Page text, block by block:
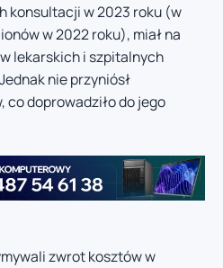
konsultacji w 2023 roku (w
w 2022 roku), miał na
lekarskich i szpitalnych
nie przyniósł
doprowadziło do jego
zwrot kosztów w